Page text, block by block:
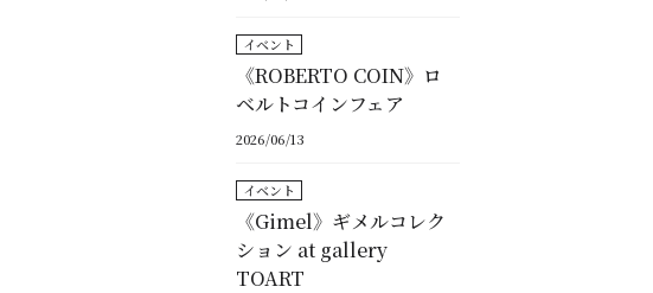
イベント
《ROBERTO COIN》ロ
ベルトコインフェア
2026/06/13
イベント
《Gimel》ギメルコレク
ション at gallery
TOART